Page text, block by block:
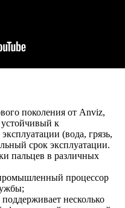
поколения от Anviz,
к
(вода, грязь,
срок эксплуатации.
пальцев в различных
процессор
несколько